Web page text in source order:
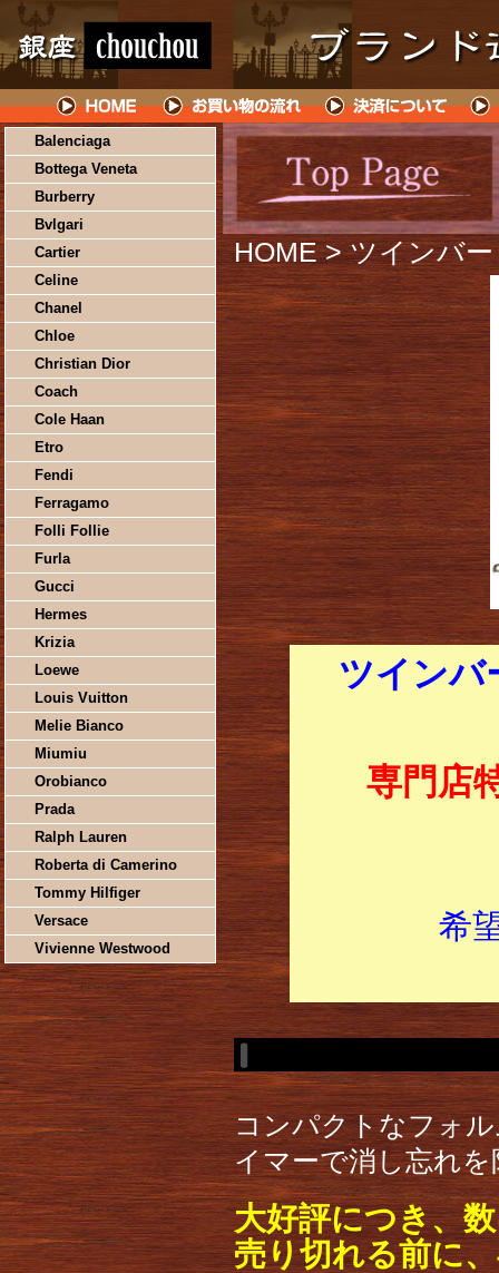
Balenciaga
Bottega Veneta
Burberry
Bvlgari
Cartier
Celine
Chanel
Chloe
Christian Dior
Coach
Cole Haan
Etro
Fendi
Ferragamo
Folli Follie
Furla
Gucci
Hermes
Krizia
Loewe
Louis Vuitton
Melie Bianco
Miumiu
Orobianco
Prada
Ralph Lauren
Roberta di Camerino
Tommy Hilfiger
Versace
Vivienne Westwood
HOME > ツインバ
ツインバ
専門店
希
コンパクトなフォ
イマーで消し忘れ
大好評につき、
売り切れる前に